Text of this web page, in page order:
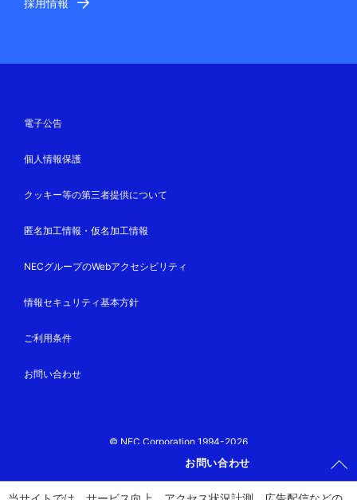
お問い合わせ
採用情報
電子公告
個人情報保護
クッキー等の第三者提供について
匿名加工情報・仮名加工情報
NECグループのWebアクセシビリティ
情報セキュリティ基本方針
ご利用条件
お問い合わせ
© NEC Corporation 1994-2026